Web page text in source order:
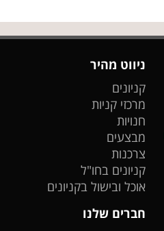
ניווט מהיר
קניונים
מרכזי קניות
חנויות
מבצעים
צרכנות
קניונים בחו"ל
אוכל ובישול בקניונים
חברים שלנו